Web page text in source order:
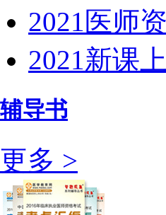
2021医师
2021新课
辅导书
更多 >